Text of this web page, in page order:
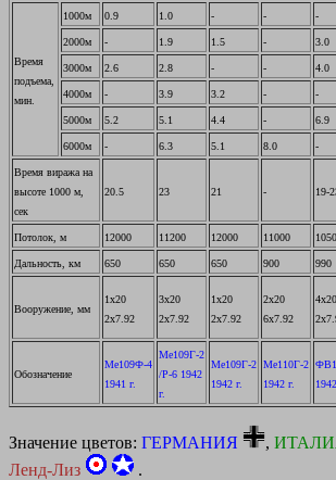
Время
подъема,
мин.
1000м 0.9 1.0 - - -
2000м - 1.9 1.5 - 3.0
3000м 2.6 2.8 - - 4.0
4000м - 3.9 3.2 - -
5000м 5.2 5.1 4.4 - 6.9
6000м - 6.3 5.1 8.0 -
Время виража на
высоте 1000 м,
сек
20.5 23 21 - 19-
Потолок, м 12000 11200 12000 11000
Дальность, км 650 650 650 900 990
Вооружение, мм
1х20
2х7.92
3х20
2х7.92
1х20
2х7.92
2х20
6х7.92
4х20
Обозначение
Me109Ф-4
1941 г.
Me109Г-2
/P-6 1942
г.
Me109Г-2
1942 г.
Me110Г-2
1942 г.
Значение цветов: ГЕРМАНИЯ ,
Ленд-Лиз
.